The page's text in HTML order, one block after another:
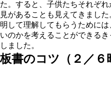
た。すると、子供たちそれぞ
見があることも見えてきまし
明して理解してもらうために
いのかを考えることができる
しました。
板書のコツ（２／６